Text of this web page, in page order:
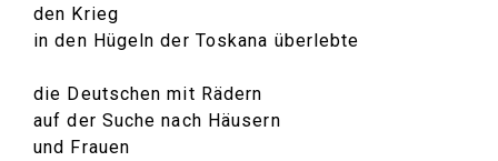
den Krieg
in den Hügeln der Toskana überlebte
die Deutschen mit Rädern
auf der Suche nach Häusern
und Frauen